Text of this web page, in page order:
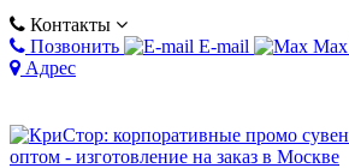
Контакты
Позвонить
E-mail Max
Адрес